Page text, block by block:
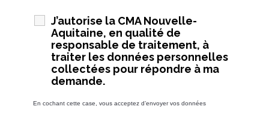
J’autorise la CMA Nouvelle-
Aquitaine, en qualité de
responsable de traitement, à
traiter les données personnelles
collectées pour répondre à ma
demande.
En cochant cette case, vous acceptez d’envoyer vos données